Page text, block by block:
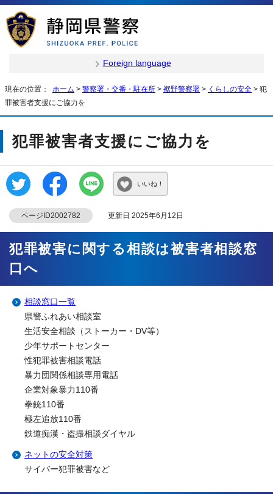
Foreign language
現在の位置： ホーム > 警察署・交番・駐在所 > 裾野警察署 > くらしの安全 > 犯
罪被害者支援にご協力を
犯罪被害者支援にご協力を
いいね！
ページID2002782 更新日 2025年6月12日
犯罪被害に関する相談は被害者相談窓
口へ
相談窓口一覧
県警ふれあい相談室
生活安全相談（ストーカー・DV等）
少年サポートセンター
性犯罪被害相談電話
暴力団関係相談専用電話
企業対象暴力110番
拳銃110番
極左追放110番
鉄道痴漢・盗撮相談ダイヤル
ネットの安全対策
サイバー犯罪被害など